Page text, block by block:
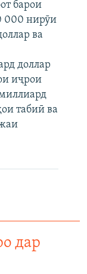
барои
000 нирӯи
ва
доллар
иҷрои
табиӣ ва
дар